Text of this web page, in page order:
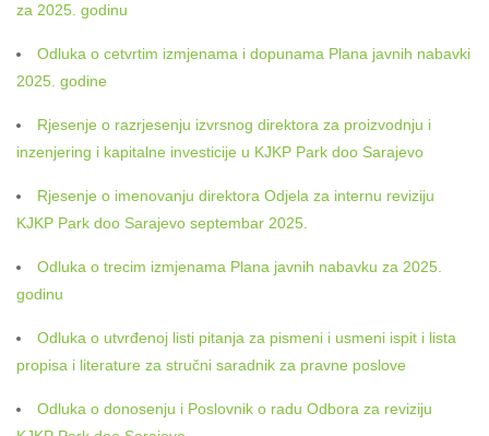
za 2025. godinu
Odluka o cetvrtim izmjenama i dopunama Plana javnih nabavki
2025. godine
Rjesenje o razrjesenju izvrsnog direktora za proizvodnju i
inzenjering i kapitalne investicije u KJKP Park doo Sarajevo
Rjesenje o imenovanju direktora Odjela za internu reviziju
KJKP Park doo Sarajevo septembar 2025.
Odluka o trecim izmjenama Plana javnih nabavku za 2025.
godinu
Odluka o utvrđenoj listi pitanja za pismeni i usmeni ispit i lista
propisa i literature za stručni saradnik za pravne poslove
Odluka o donosenju i Poslovnik o radu Odbora za reviziju